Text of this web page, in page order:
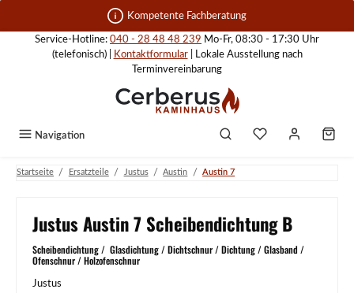
Zum Hauptinhalt springen Kompetente Fachberatung
Service-Hotline: 040 - 28 48 48 239 Mo-Fr, 08:30 - 17:30 Uhr
(telefonisch) |
Kontaktformular| Lokale Ausstellung nach
Terminvereinbarung
Navigation
Startseite / Ersatzteile / Justus / Austin / Austin 7
Justus Austin 7 Scheibendichtung B
Scheibendichtung / Glasdichtung / Dichtschnur / Dichtung / Glasband /
Ofenschnur / Holzofenschnur
Justus